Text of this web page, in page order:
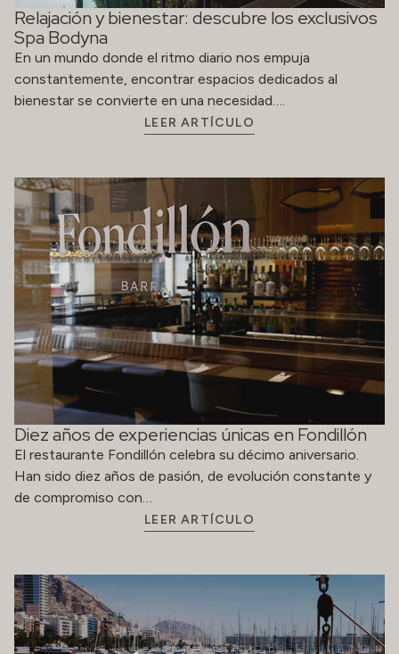
Relajación y bienestar: descubre los exclusivos
Spa Bodyna
En un mundo donde el ritmo diario nos empuja
constantemente, encontrar espacios dedicados al
bienestar se convierte en una necesidad….
LEER ARTÍCULO
Diez años de experiencias únicas en Fondillón
El restaurante Fondillón celebra su décimo aniversario.
Han sido diez años de pasión, de evolución constante y
de compromiso con…
LEER ARTÍCULO